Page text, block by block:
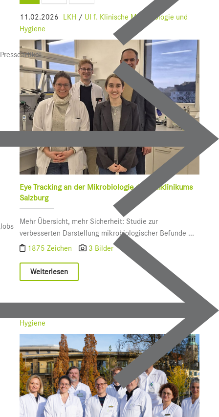
Presseartikel
Jobs
SALK
Bauprojekte
UI f. Sportmedizin
Presse
Downloads
Pressebilder
Pressekontakt
11.02.2026 LKH / UI f. Klinische Mikrobiologie und
Hygiene
Eye Tracking an der Mikrobiologie des Uniklinikums
Salzburg
Mehr Übersicht, mehr Sicherheit: Studie zur
verbesserten Darstellung mikrobiologischer Befunde ...
1875 Zeichen
3 Bilder
Weiterlesen
Hygiene